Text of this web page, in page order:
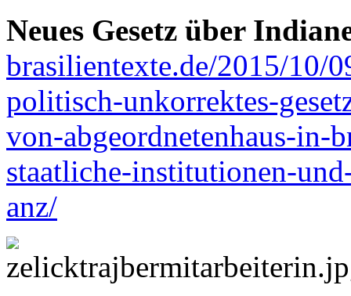
Neues Gesetz über
brasilientexte.de/2015/10/
politisch-unkorrektes-
von-abgeordnetenhaus-in-
staatliche-institutionen-
anz/